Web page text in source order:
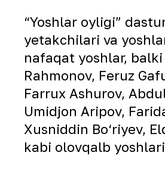
“Yoshlar oyligi”
yetakchilari va
nafaqat yoshlar,
Rahmonov, Feruz
Farrux Ashurov,
Umidjon Aripov,
Xusniddin Bo‘riyev,
kabi olovqalb